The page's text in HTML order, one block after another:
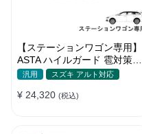
【ステーションワゴン専用】
ASTA ハイルガード 雹対策車
両ボディカバー 5層構造 雹対
厚 防風ロープ付き
汎用 スズキ アルト対応
¥ 24,320 (税込)